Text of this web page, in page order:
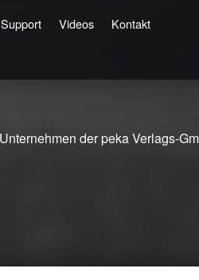
Support Videos Kontakt
der peka Verlags-